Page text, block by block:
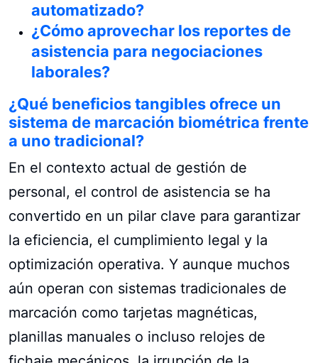
automatizado?
¿Cómo aprovechar los reportes de
asistencia para negociaciones
laborales?
¿Qué beneficios tangibles ofrece un
sistema de marcación biométrica frente
a uno tradicional?
En el contexto actual de gestión de
personal, el control de asistencia se ha
convertido en un pilar clave para garantizar
la eficiencia, el cumplimiento legal y la
optimización operativa. Y aunque muchos
aún operan con sistemas tradicionales de
marcación como tarjetas magnéticas,
planillas manuales o incluso relojes de